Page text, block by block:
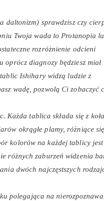
daltonizm) sprawdzisz czy
Twoja wada to Protanopia
rozróżnienie odcieni
oprócz diagnozy będziesz miał
Ishihary widzą ludzie z
wadę, pozwolą Ci zobaczyć
Każda tablica składa się z koła
okrągłe plamy, różniące
kolorów na każdej tablicy jest
różnych zaburzeń widzenia
dwóch najczęstszych
polegająca na